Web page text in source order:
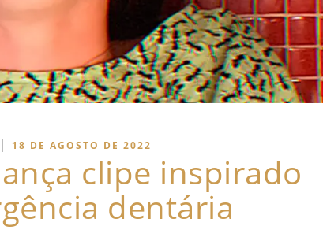
| 18 DE AGOSTO DE 2022
clipe inspirado
dentária